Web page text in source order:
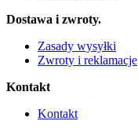
Dostawa i zwroty.
Zasady wysyłki
Zwroty i reklamacje
Kontakt
Kontakt